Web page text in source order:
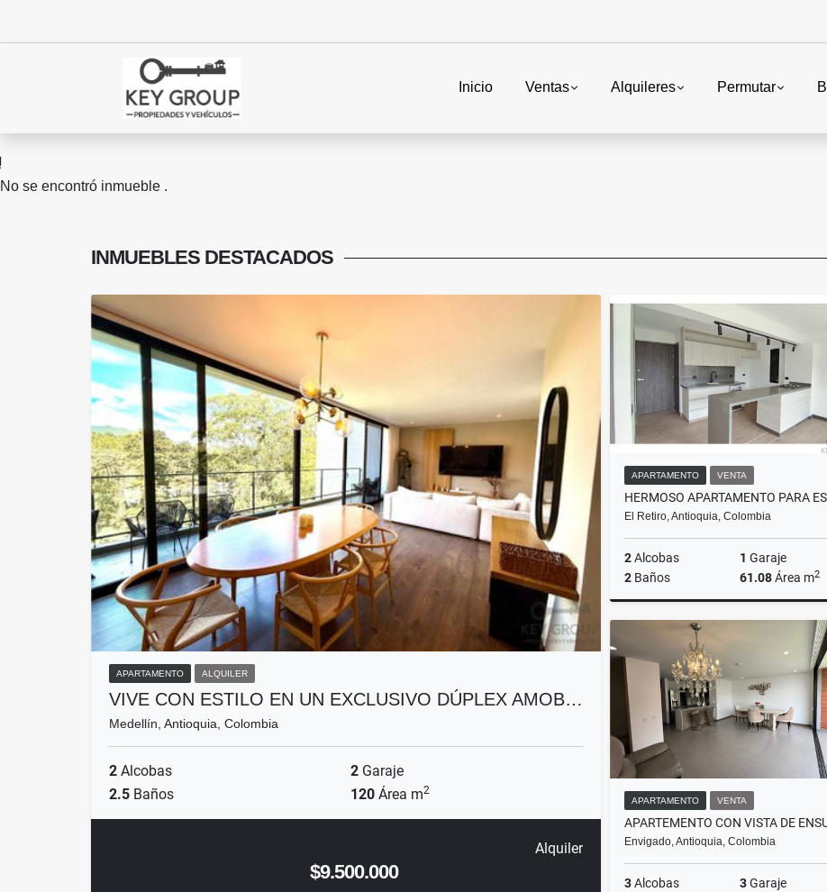
Inicio Ventas Alquileres Permutar
No se encontró inmueble .
INMUEBLES DESTACADOS
APARTAMENTO ALQUILER
VIVE CON ESTILO EN UN EXCLUSIVO DÚPLEX AMOB…
Medellín, Antioquia, Colombia
2 Alcobas 2 Garaje
2.5 Baños 120 Área m2
Alquiler
$9.500.000
APARTAMENTO VENTA
El Retiro, Antioquia, Colombia
2Alcobas 1 Garaje
2 Baños 61.08Área m2
APARTAMENTO VENTA
Envigado, Antioquia, Colombia
3Alcobas 3Garaje